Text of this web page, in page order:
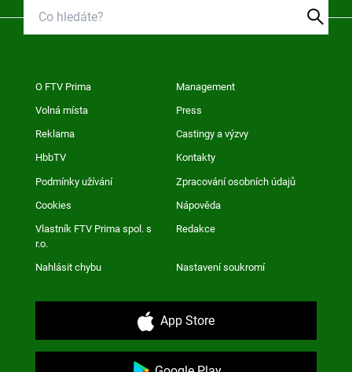
O FTV Prima Management
Volná místa Press
Reklama Castingy a výzvy
HbbTV Kontakty
Podmínky užívání Zpracování osobních údajů
Cookies Nápověda
Vlastník FTV Prima spol. s
r.o.
Redakce
Nahlásit chybu Nastavení soukromí
App Store